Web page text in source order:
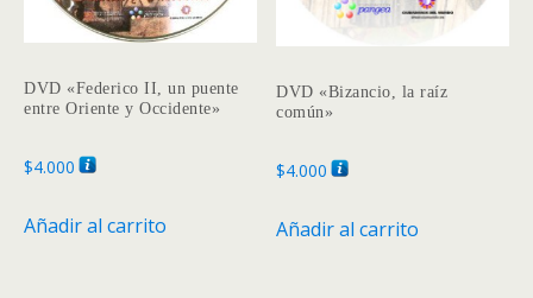
DVD «Federico II, un puente
entre Oriente y Occidente»
$4.000
Añadir al carrito
DVD «Bizancio, la raíz
común»
$4.000
Añadir al carrito